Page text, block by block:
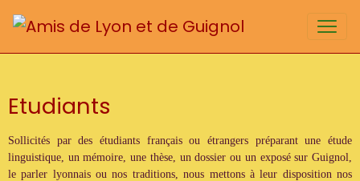
Etudiants
Sollicités par des étudiants français ou étrangers préparant une étude
linguistique, un mémoire, une thèse, un dossier ou un exposé sur Guignol,
le parler lyonnais ou nos traditions, nous mettons à leur disposition nos